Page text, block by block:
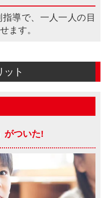
導で、一人一人の目
ます。
ット
がついた!